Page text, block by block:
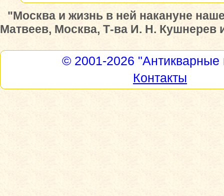
"Москва и жизнь в ней накануне
Матвеев, Москва, Т-ва И. Н. Кушнерев
© 2001-2026 "Антикварные
Контакты